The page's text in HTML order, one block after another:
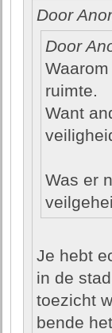
Door
Door
ruimte.
Want
Was er
Je hebt
in de
toezicht
bende